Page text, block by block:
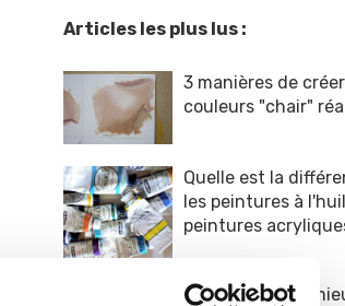
Articles les plus lus :
3 manières de
couleurs "chair"
Quelle est la
les peintures à
peintures
9 conseils pour